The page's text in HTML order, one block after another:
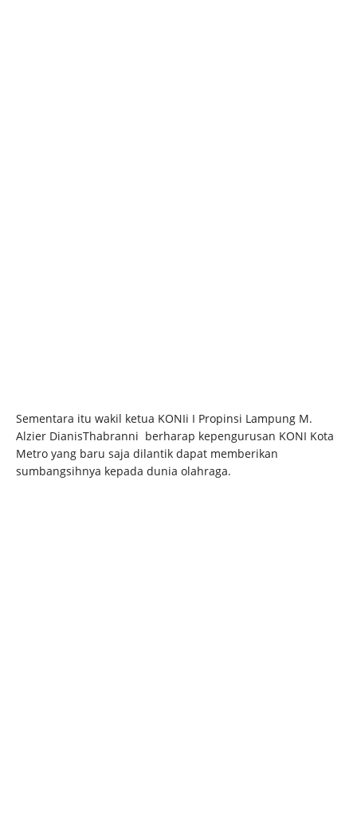
Sementara itu wakil ketua KONIi I Propinsi Lampung M.
Alzier DianisThabranni berharap kepengurusan KONI Kota
Metro yang baru saja dilantik dapat memberikan
sumbangsihnya kepada dunia olahraga.